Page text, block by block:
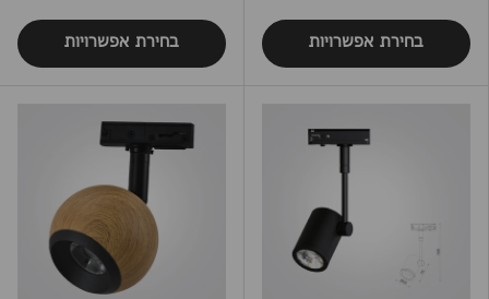
בחירת אפשרויות בחירת אפשרויות